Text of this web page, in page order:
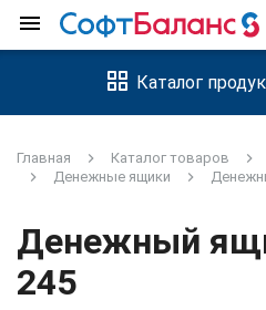
menu
Каталог
Главная Каталог товаров
Денежные ящики
Денежный
245